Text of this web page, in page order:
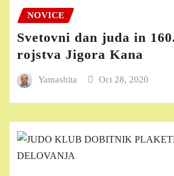
NOVICE
Svetovni dan juda in
rojstva Jigora Kana
Yamashita Oct 28, 2020